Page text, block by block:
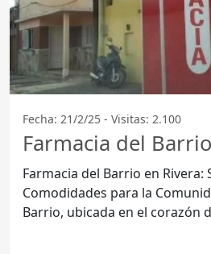
Fecha: 21/2/25 - Visitas: 2.100
Farmacia del
Farmacia del Barrio en Rivera:
Comodidades para la Comunidad La
Barrio, ubicada en el corazón